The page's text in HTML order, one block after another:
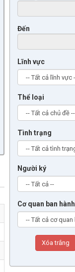
Đến
Lĩnh vực
Thể loại
Tình trạng
Người ký
Cơ quan ban hành